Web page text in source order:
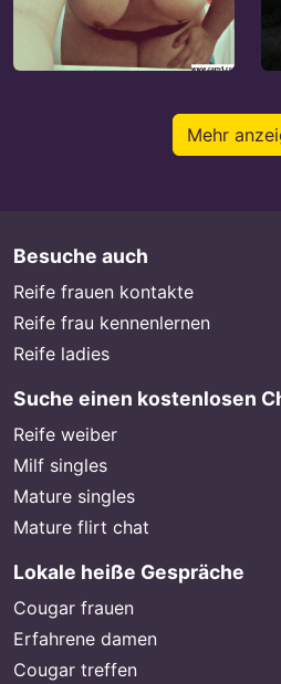
Mehr
Besuche auch
Reife frauen kontakte
Reife frau kennenlernen
Reife ladies
Suche einen kostenlosen
Reife weiber
Milf singles
Mature singles
Mature flirt chat
Lokale heiße Gespräche
Cougar frauen
Erfahrene damen
Cougar treffen